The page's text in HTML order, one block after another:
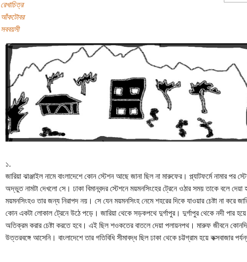
রেখাচিত্র
আঁকটোবর
সববয়সী
১.
জারিয়া ঝাঞ্জাইল নামে বাংলাদেশে কোন স্টেশন আছে জানা ছিল না মারুফের। প্ল্যাটফর্মে নামার পর
অদ্ভুত নামটা দেখলো সে। ঢাকা বিমানবন্দর স্টেশনে ময়মনসিংহের ট্রেনে ওঠার সময় তাকে বলে দেয়া
ময়মনসিংহও তার জন্য নিরাপদ নয়। সে যেন ময়মনসিংহ নেমে শহরের দিকে যাওয়ার চেষ্টা না করে
কোন একটা লোকাল ট্রেনে উঠে পড়ে। জারিয়া থেকে সড়কপথে দুর্গাপুর। দুর্গাপুর থেকে নদী পার হয়ে
অতিক্রম করার চেষ্টা করতে হবে। এই ছিল শওকতের বাতলে দেয়া পলায়নপথ। মারুফ জীবনে
উত্তরবঙ্গে আসেনি। বাংলাদেশে তার গতিবিধি সীমাবদ্ধ ছিল ঢাকা থেকে চট্টগ্রাম হয়ে কক্সবাজার